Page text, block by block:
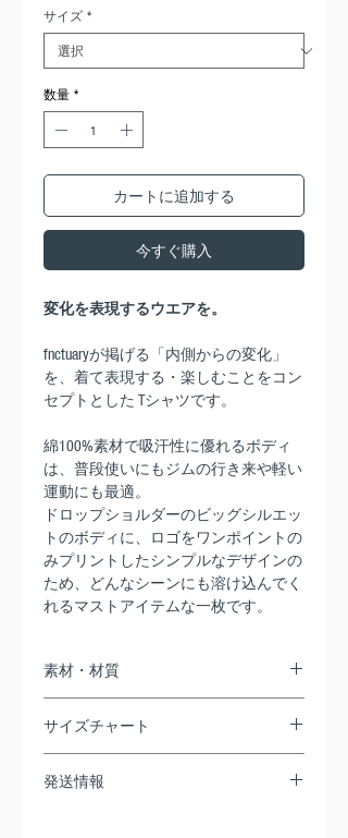
サイズ *
数量 *
カートに追加する
今すぐ購入
変化を表現するウエアを。
fnctuaryが掲げる「内側からの変化」
を、着て表現する・楽しむことをコン
セプトとした Tシャツです。
綿100%素材で吸汗性に優れるボディ
は、普段使いにもジムの行き来や軽い
運動にも最適。
ドロップショルダーのビッグシルエッ
トのボディに、ロゴをワンポイントの
みプリントしたシンプルなデザインの
ため、どんなシーンにも溶け込んでく
れるマストアイテムな一枚です。
素材・材質
サイズチャート
55cm、袖丈: 23cm
発送情報